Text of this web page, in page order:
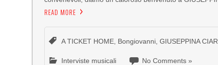
READ MORE
A TICKET HOME Bongiovanni ,GIUSEPPINA
Interviste musicali No Comments »